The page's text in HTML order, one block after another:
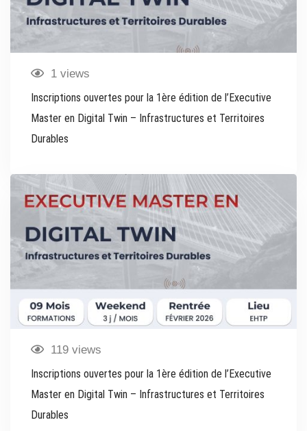
1 views
Inscriptions ouvertes pour la 1ère édition de l’Executive
Master en Digital Twin – Infrastructures et Territoires
Durables
119 views
Inscriptions ouvertes pour la 1ère édition de l’Executive
Master en Digital Twin – Infrastructures et Territoires
Durables